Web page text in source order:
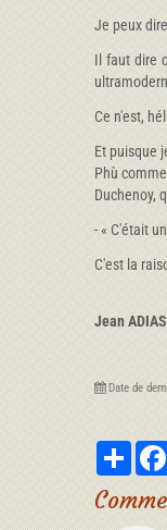
Je peux
Il faut dire
Ce n'est,
Et puisque
Phù
Duchenoy,
- « C'était
C'est la
Jean ADIAS
Date de